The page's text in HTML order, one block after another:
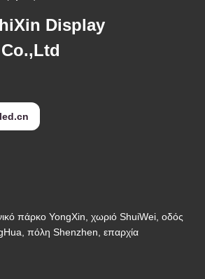
Display
πάρκο YongXin, χωριό ShuiWei, οδός
πόλη Shenzhen, επαρχία